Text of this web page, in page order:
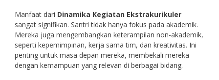
Manfaat dari Dinamika Kegiatan Ekstrakurikuler
sangat signifikan. Santri tidak hanya fokus pada akademik.
Mereka juga mengembangkan keterampilan non-akademik,
seperti kepemimpinan, kerja sama tim, dan kreativitas. Ini
penting untuk masa depan mereka, membekali mereka
dengan kemampuan yang relevan di berbagai bidang.